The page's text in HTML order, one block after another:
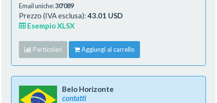
Email uniche:30'089
Prezzo (IVA esclusa):43.01 USD
Esempio XLSX
Particolari Aggiungi al carrello
Belo Horizonte
contatti